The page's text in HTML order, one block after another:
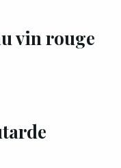
vin rouge